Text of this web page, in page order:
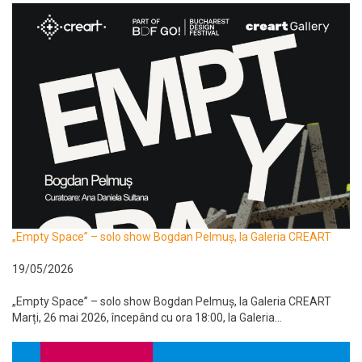
„Empty Space” – solo show Bogdan Pelmuș, la Galeria CREART
19/05/2026
„Empty Space” – solo show Bogdan Pelmuș, la Galeria CREART
Marți, 26 mai 2026, începând cu ora 18:00, la Galeria...